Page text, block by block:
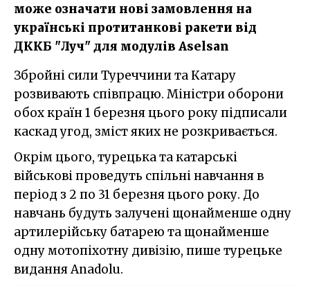
може означати нові замовлення на
українські протитанкові ракети від
ДККБ "Луч" для модулів Aselsan
Збройні сили Туреччини та Катару
розвивають співпрацю. Міністри оборони
обох країн 1 березня цього року підписали
каскад угод, зміст яких не розкривається.
Окрім цього, турецька та катарські
військові проведуть спільні навчання в
період з 2 по 31 березня цього року. До
навчань будуть залучені щонайменше одну
артилерійську батарею та щонайменше
одну мотопіхотну дивізію, пише турецьке
видання Anadolu.